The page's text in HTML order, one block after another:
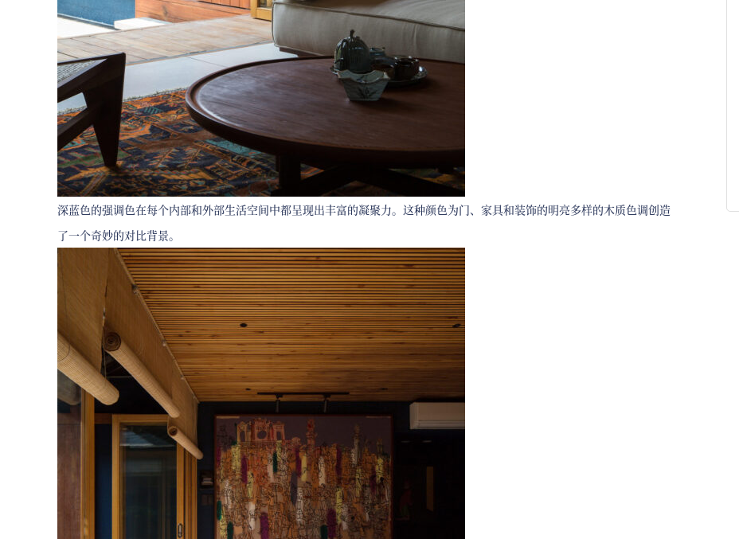
深蓝色的强调色在每个内部和外部生活空间中都呈现出丰富的凝聚力。这种颜色为门、家具和装饰的明亮多样的木质色调创造
了一个奇妙的对比背景。